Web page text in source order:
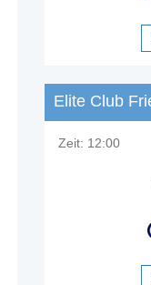
Elite Club
Zeit: 12:00